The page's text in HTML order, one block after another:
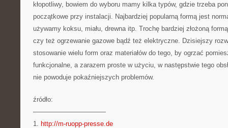
kłopotliwy, bowiem do wyboru mamy kilka typów, gdzie trzeba
początkowe przy instalacji. Najbardziej popularną formą jest
używamy koksu, miału, drewna itp. Trochę bardziej złożoną
czy też ogrzewanie gazowe bądź też elektryczne. Dzisiejszy
stosowanie wielu form oraz materiałów do tego, by ogrzać
funkcjonalne, a zarazem proste w użyciu, w następstwie tego
nie powoduje pokaźniejszych problemów.
źródło:
———————————
1. http://m-ruopp-presse.de